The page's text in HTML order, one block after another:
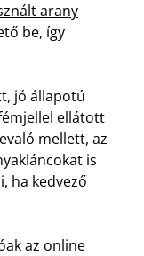
arany
be, így
jó állapotú
ellátott
mellett, az
is
ha kedvező
az online